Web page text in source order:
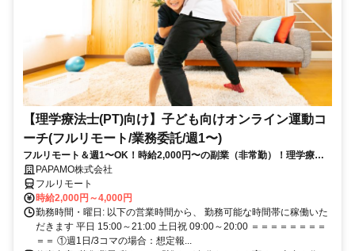
【理学療法士(PT)向け】子ども向けオンライン運動コ
ーチ(フルリモート/業務委託/週1〜)
フルリモート＆週1〜OK！時給2,000円〜の副業（非常勤）！理学療法
士として培ってきた経験を活かしながら、スキマ時間で子どもを支援で
きるお仕事です◎
PAPAMO株式会社
フルリモート
時給2,000円～4,000円
勤務時間・曜日: 以下の営業時間から、 勤務可能な時間帯に稼働いた
だきます 平日 15:00～21:00 土日祝 09:00～20:00 ＝＝＝＝＝＝＝＝
＝＝ ①週1日/3コマの場合：想定報...